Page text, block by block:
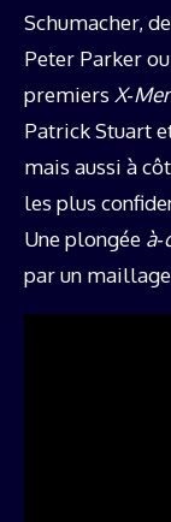
Schumacher,
Peter Parker
premiers
Patrick Stuart
mais aussi à
les plus
Une plongée
par un